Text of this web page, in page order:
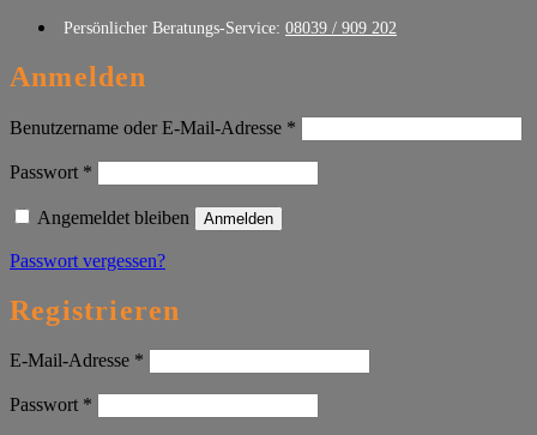
Persönlicher Beratungs-Service: 08039 / 909 202
Anmelden
Benutzername oder E-Mail-Adresse *
Passwort *
Angemeldet bleiben Anmelden
Passwort vergessen?
Registrieren
E-Mail-Adresse *
Passwort *